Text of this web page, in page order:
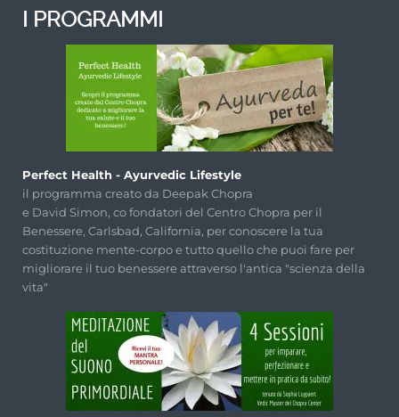
I PROGRAMMI
Perfect Health - Ayurvedic Lifestyle
il programma creato da Deepak Chopra
e David Simon, co fondatori del Centro Chopra per il
Benessere, Carlsbad, California, per conoscere la tua
costituzione mente-corpo e tutto quello che puoi fare per
migliorare il tuo benessere attraverso l'antica "scienza della
vita"